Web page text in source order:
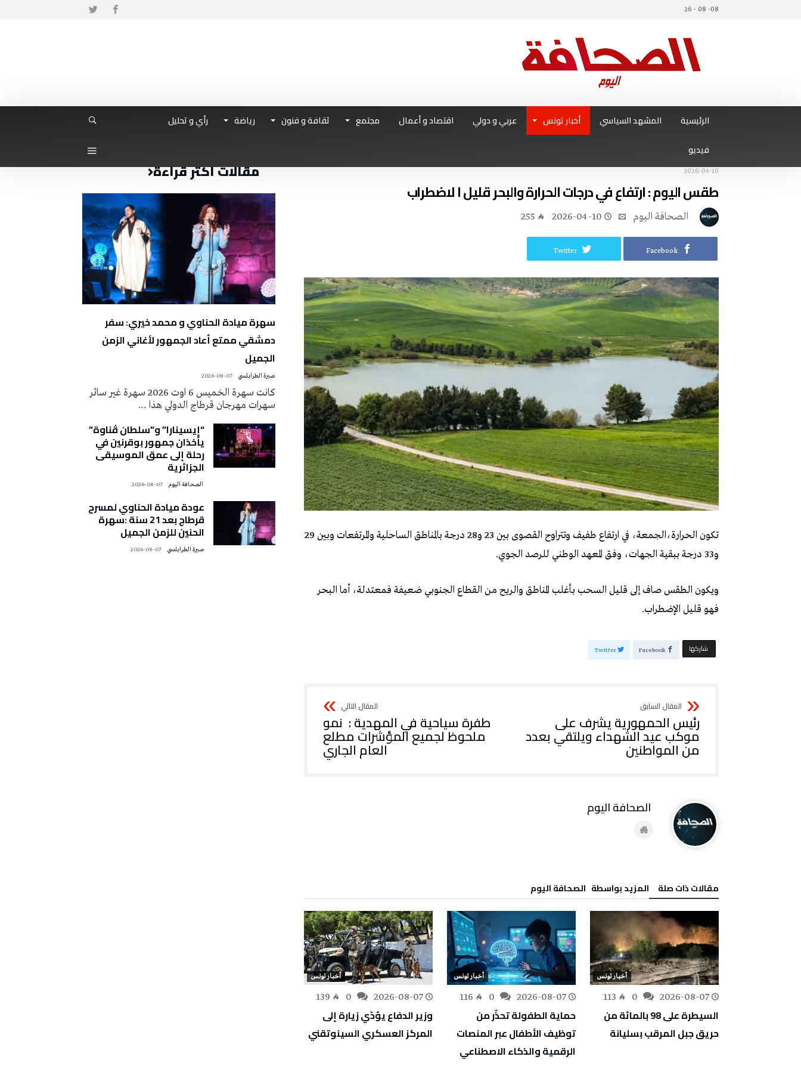
08- 08 - 26
الرئيسية المشهد السياسي أخبار تونس عربي و دولي اقتصاد و أعمال مجتمع ثقافة و فنون رياضة
رأي و تحليل
فيديو
2026-04-10
طقس اليوم : ارتفاع في درجات الحرارة والبحر قليل ا لاضطراب
2026-04-10
255
Facebook
Twitter
تكون الحرارة،الجمعة، في ارتفاع طفيف وتتراوح القصوى بين 23 و28 درجة بالمناطق الساحلية والمرتفعات وبين 29
و33 درجة ببقية الجهات، وفق المعهد الوطني للرصد الجوي.
ويكون الطقس صاف إلى قليل السحب بأغلب المناطق والريح من القطاع الجنوبي ضعيفة فمعتدلة، أما البحر
فهو قليل الإضطراب.
‫‫ شاركها‬ Facebook
Twitter
رئيس الحمهورية يشرف على
موكب عيد الشهداء ويلتقي بعدد
من المواطنين
طفرة سياحية في المهدية : نمو
ملحوظ لجميع المؤشرات مطلع
العام الجاري
‫مقالات ذات صلة‬ ‫‫المزيد بواسطة‬ ‬ ‭ ‬الصحافة‭ ‬اليوم
أخبار تونس
2026-08-07
113
السيطرة على 98 بالمائة من
حريق جبل المرقب بسليانة
أخبار تونس
2026-08-07
116
حماية الطفولة تحذّر من
توظيف الأطفال عبر المنصات
الرقمية والذكاء الاصطناعي
أخبار تونس
2026-08-07
139
وزير الدفاع يؤدّي زيارة إلى
المركز العسكري السينوتقني
مقالات أكثر قراءة
سهرة ميادة الحناوي و محمد خيري: سفر
دمشقي ممتع أعاد الجمهور لأغاني الزمن
الجميل
صبرة الطرابلسي 2026-08-07
كانت سهرة الخميس 6 اوت 2026 سهرة غير سائر
سهرات مهرجان قرطاج الدولي هذا …
“إيسينارا” و”سلطان ڤناوة”
يأخذان جمهور بوقرنين في
رحلة إلى عمق الموسيقى
الجزائرية
2026-08-07
عودة ميادة الحناوي لمسرح
قرطاج بعد 21 سنة :سهرة
الحنين للزمن الجميل
صبرة الطرابلسي 2026-08-07